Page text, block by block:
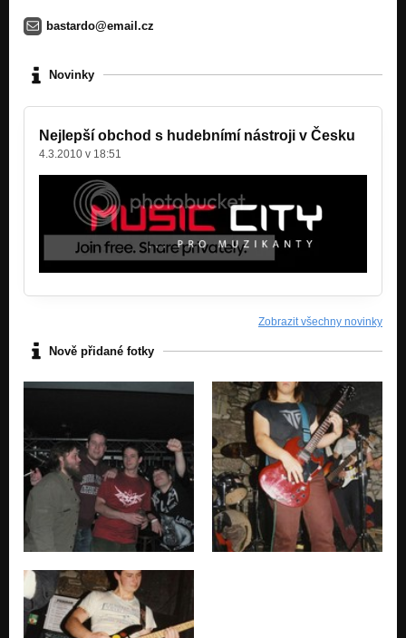
Nezařazeno
Nezařazeno
Nelo to jinak
bastardo@email.cz
Novinky
Nejlepší obchod s hudebnímí nástroji v Česku
4.3.2010 v 18:51
Zobrazit všechny novinky
Nově přidané fotky